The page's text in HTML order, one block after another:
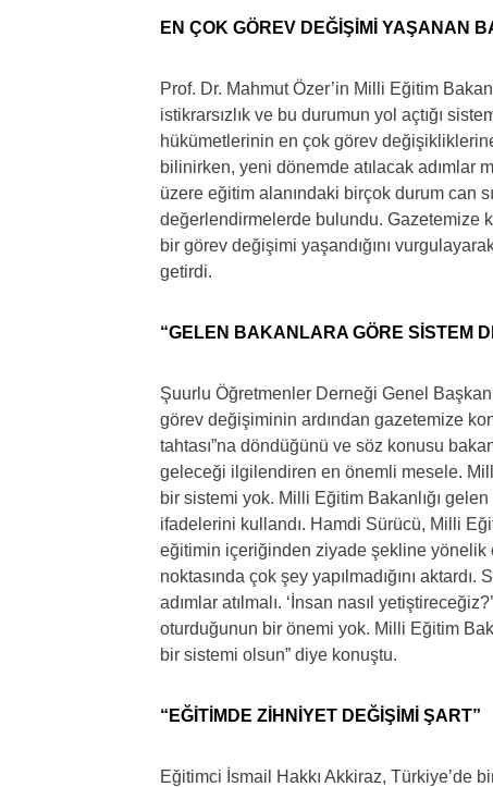
EN ÇOK GÖREV DEĞİŞİMİ YAŞANAN
Prof. Dr. Mahmut Özer’in Milli Eğitim
istikrarsızlık ve bu durumun yol açtığı
hükümetlerinin en çok görev
bilinirken, yeni dönemde atılacak adımlar
üzere eğitim alanındaki birçok durum can
değerlendirmelerde bulundu. Gazetemize
bir görev değişimi yaşandığını
getirdi.
“GELEN BAKANLARA GÖRE SİSTEM
Şuurlu Öğretmenler Derneği Genel
görev değişiminin ardından gazetemize
tahtası”na döndüğünü ve söz konusu
geleceği ilgilendiren en önemli mesele.
bir sistemi yok. Milli Eğitim Bakanlığı
ifadelerini kullandı. Hamdi Sürücü, Milli
eğitimin içeriğinden ziyade şekline
noktasında çok şey yapılmadığını
adımlar atılmalı. ‘İnsan nasıl
oturduğunun bir önemi yok. Milli Eğitim
bir sistemi olsun” diye konuştu.
“EĞİTİMDE ZİHNİYET DEĞİŞİMİ ŞART”
Eğitimci İsmail Hakkı Akkiraz, Türkiye’de